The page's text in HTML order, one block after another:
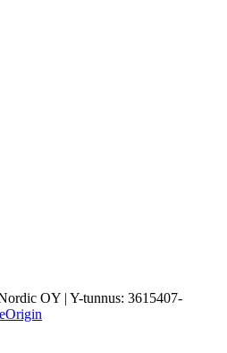
OY | Y-tunnus: 3615407-